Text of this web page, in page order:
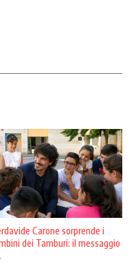
Carone sorprende i
dei Tamburi: il messaggio